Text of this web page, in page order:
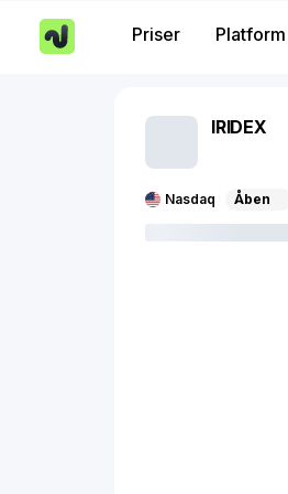
Priser Platform
IRIDEX
Nasdaq Åben